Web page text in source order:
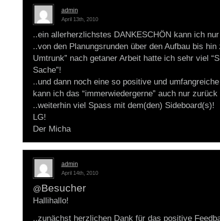
admin
April 13th, 2010
..ein allerherzlichstes DANKESCHÖN kann ich
..von den Planungsrunden über den Aufbau bis hin
Umtrunk” nach getaner Arbeit hatte ich sehr viel
Sache”!
..und dann noch eine so positive und
kann ich das “immerwiedergerne” auch nur zurück
..weiterhin viel Spass mit dem(den) Sideboard(s)!
LG!
Der Micha
admin
April 14th, 2010
@Besucher
Hallihallo!
..zunächst herzlichen Dank für das positive